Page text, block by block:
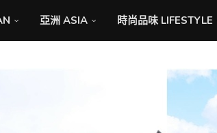
亞洲 ASIA 時尚品味 LIFESTYLE